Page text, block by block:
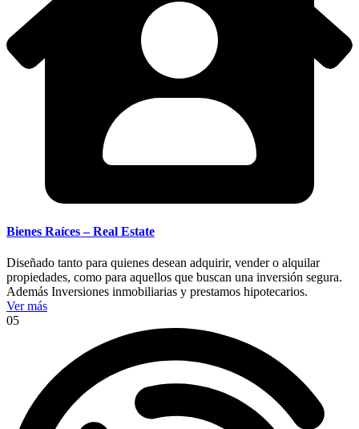
Bienes Raíces – Real Estate
Diseñado tanto para quienes desean adquirir, vender o alquilar
propiedades, como para aquellos que buscan una inversión segura.
Además Inversiones inmobiliarias y prestamos hipotecarios.
Ver más
05